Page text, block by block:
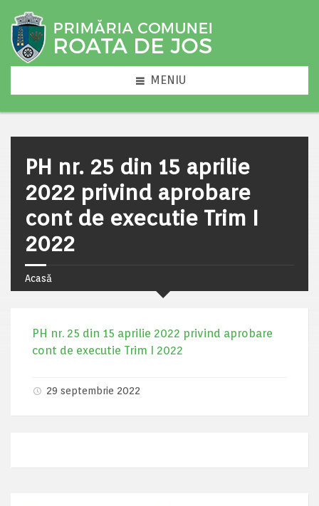
MENIU
PH nr. 25 din 15 aprilie
2022 privind aprobare
cont de executie Trim I
2022
Acasă
PH nr. 25 din 15 aprilie 2022 privind aprobare
cont de executie Trim I 2022
29 septembrie 2022